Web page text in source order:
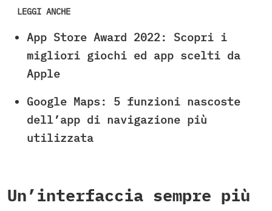
LEGGI ANCHE
App Store Award 2022: Scopri i
migliori giochi ed app scelti da
Apple
Google Maps: 5 funzioni nascoste
dell’app di navigazione più
utilizzata
Un’interfaccia sempre più